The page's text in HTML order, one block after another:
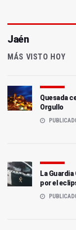
Jaén
MÁS VISTO HOY
Quesada
Orgullo
La
por el